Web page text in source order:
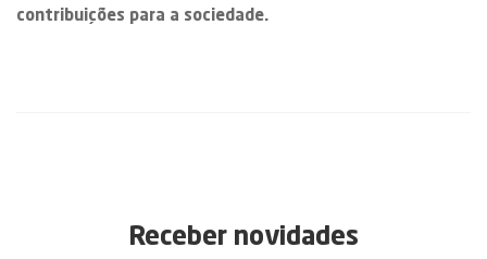
contribuições para a sociedade.
Receber novidades